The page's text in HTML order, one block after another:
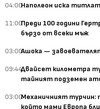
04:00Наполеон иска
11:00Преди 100 години
бързо от всеки мъж
03:00Ашока —
09:44Двайсет километра
тайният подземен
03:00Механичният турчин:
който мами Европа